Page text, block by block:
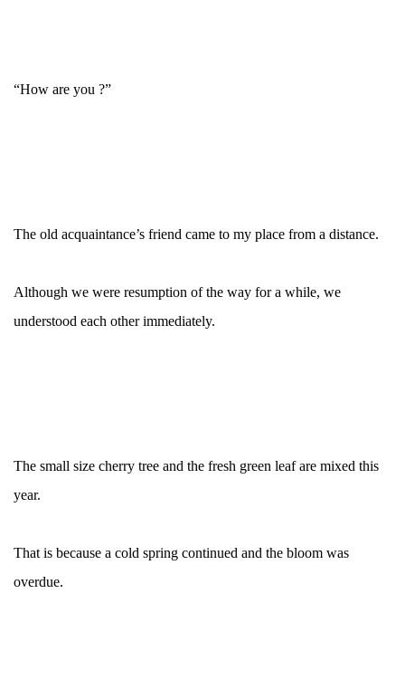
“How are you ?”
The old acquaintance’s friend came to my place from a distance.
Although we were resumption of the way for a while, we
understood each other immediately.
The small size cherry tree and the fresh green leaf are mixed this
year.
That is because a cold spring continued and the bloom was
overdue.